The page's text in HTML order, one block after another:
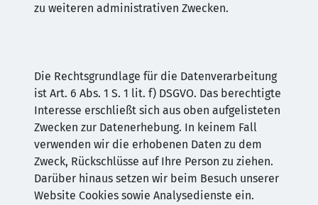
zu weiteren administrativen Zwecken.
Die Rechtsgrundlage für die Datenverarbeitung
ist Art. 6 Abs. 1 S. 1 lit. f) DSGVO. Das berechtigte
Interesse erschließt sich aus oben aufgelisteten
Zwecken zur Datenerhebung. In keinem Fall
verwenden wir die erhobenen Daten zu dem
Zweck, Rückschlüsse auf Ihre Person zu ziehen.
Darüber hinaus setzen wir beim Besuch unserer
Website Cookies sowie Analysedienste ein.